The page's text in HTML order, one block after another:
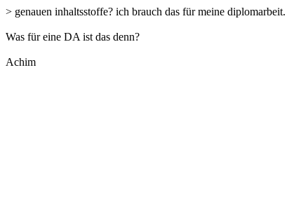
> genauen inhaltsstoffe? ich brauch das für meine diplomarbeit.
Was für eine DA ist das denn?
Achim